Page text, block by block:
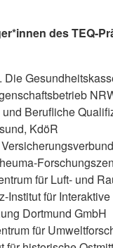
des TEQ-
Die
Berufliche
KdöR
für Luft- und
Institut für
Dortmund GmbH
für